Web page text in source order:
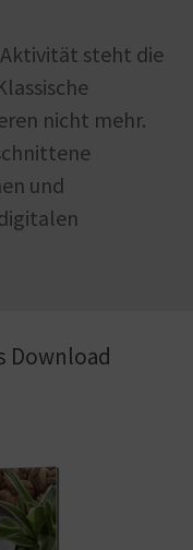
steht die
nicht mehr.
und
Download